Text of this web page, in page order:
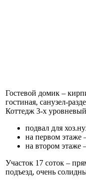
Гостевой домик –
гостиная, санузел-
Коттедж 3-х
подвал для
на первом этаже
на втором этаже
Участок 17 соток –
подъезд, очень